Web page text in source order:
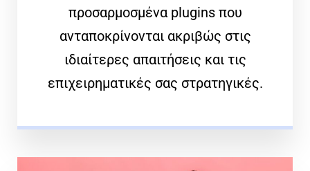
προσαρμοσμένα plugins που
ανταποκρίνονται ακριβώς στις
ιδιαίτερες απαιτήσεις και τις
επιχειρηματικές σας στρατηγικές.